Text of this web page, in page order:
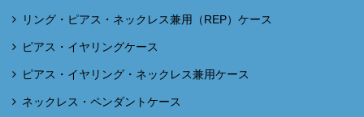
リング・ピアス・ネックレス兼用（REP）ケース
ピアス・イヤリングケース
ピアス・イヤリング・ネックレス兼用ケース
ネックレス・ペンダントケース